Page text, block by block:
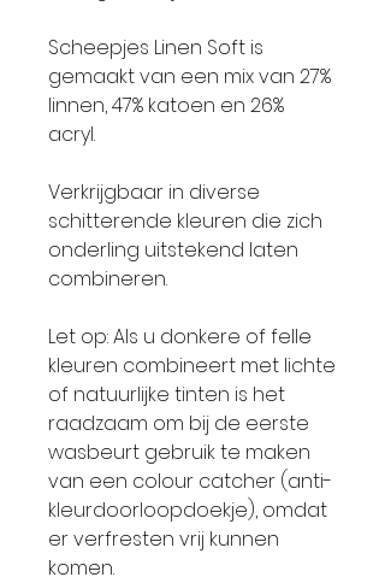
Scheepjes Linen Soft is
gemaakt van een mix van 27%
linnen, 47% katoen en 26%
acryl.
Verkrijgbaar in diverse
schitterende kleuren die zich
onderling uitstekend laten
combineren.
Let op: Als u donkere of felle
kleuren combineert met lichte
of natuurlijke tinten is het
raadzaam om bij de eerste
wasbeurt gebruik te maken
van een colour catcher (anti-
kleurdoorloopdoekje), omdat
er verfresten vrij kunnen
komen.